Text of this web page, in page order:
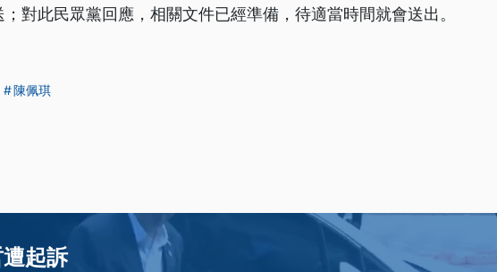
對此民眾黨回應，相關文件已經準備，待適當時間就會送出。
陳佩琪
起訴